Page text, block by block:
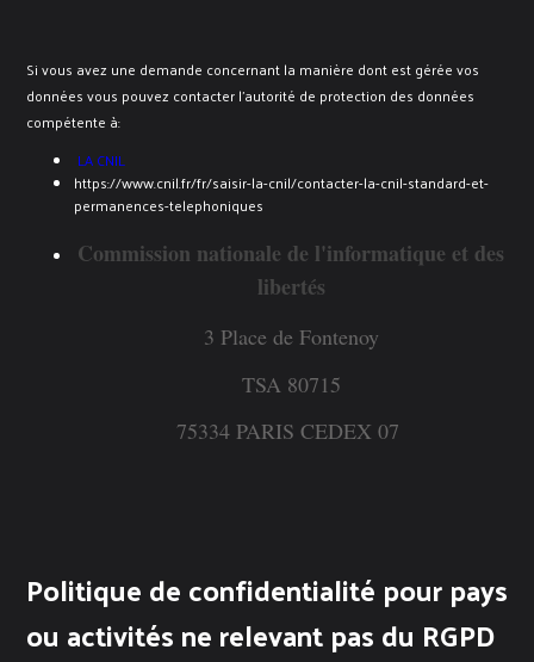
Si vous avez une demande concernant la manière dont est gérée vos
données vous pouvez contacter l’autorité de protection des données
compétente à:
LA CNIL
https://www.cnil.fr/fr/saisir-la-cnil/contacter-la-cnil-standard-et-
permanences-telephoniques
Commission nationale de l'informatique et des
libertés
3 Place de Fontenoy
TSA 80715
75334 PARIS CEDEX 07
Politique de confidentialité pour pays
ou activités ne relevant pas du RGPD